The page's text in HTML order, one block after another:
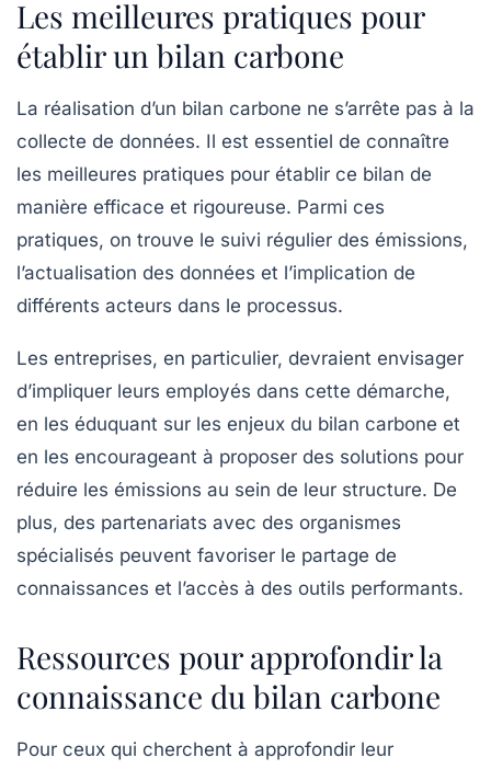
Les meilleures pratiques pour
établir un bilan carbone
La réalisation d’un bilan carbone ne s’arrête pas à la
collecte de données. Il est essentiel de connaître
les meilleures pratiques pour établir ce bilan de
manière efficace et rigoureuse. Parmi ces
pratiques, on trouve le suivi régulier des émissions,
l’actualisation des données et l’implication de
différents acteurs dans le processus.
Les entreprises, en particulier, devraient envisager
d’impliquer leurs employés dans cette démarche,
en les éduquant sur les enjeux du bilan carbone et
en les encourageant à proposer des solutions pour
réduire les émissions au sein de leur structure. De
plus, des partenariats avec des organismes
spécialisés peuvent favoriser le partage de
connaissances et l’accès à des outils performants.
Ressources pour approfondir la
connaissance du bilan carbone
Pour ceux qui cherchent à approfondir leur